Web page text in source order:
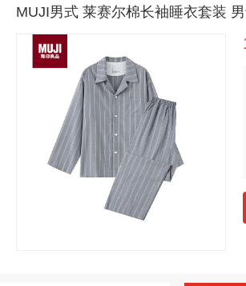
MUJI男式 莱赛尔棉长袖睡衣套装